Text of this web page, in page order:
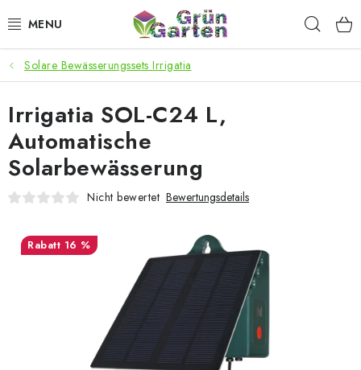
Inhalt
ANGEBOTE
LED PFLANZENLAMPEN
ANBAUBEDARF FÜR DEN HEIMANBAU
AQUARISTIK
MICROGREENS
Geschäftsbewertung Kaufberatung AGB
Blog
Datenschutzerklärung Impressum
Solare Bewässerungssets Irrigatia
Irrigatia SOL-C24 L,
Automatische
Solarbewässerung
Nicht bewertet Bewertungsdetails
16 %